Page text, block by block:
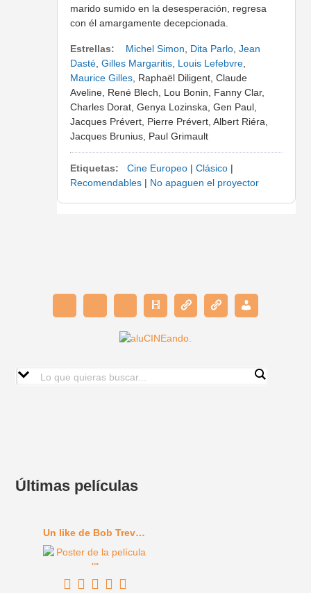
marido sumido en la desesperación, regresa
con él amargamente decepcionada.
Estrellas: Michel Simon Dita Parlo ,Jean
Dasté ,Gilles Margaritis Louis Lefebvre
Maurice Gilles , Raphaël Diligent, Claude
Aveline, René Blech, Lou Bonin, Fanny Clar,
Charles Dorat, Genya Lozinska, Gen Paul,
Jacques Prévert, Pierre Prévert, Albert Riéra,
Jacques Brunius, Paul Grimault
Etiquetas: Cine Europeo |Clásico |
Recomendables | No apaguen el proyector
Últimas películas
Un like de Bob Trevino (2024)